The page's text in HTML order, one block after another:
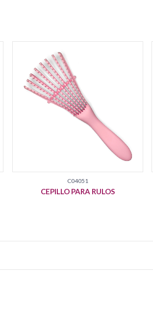
C04051
CEPILLO PARA RULOS